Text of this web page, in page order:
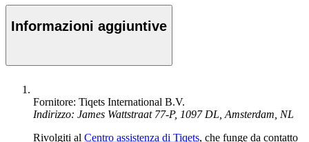
Informazioni aggiuntive
Fornitore: Tiqets International B.V.
Indirizzo: James Wattstraat 77-P, 1097 DL, Amsterdam, NL
Rivolgiti al Centro assistenza di Tiqets, che funge da contatto